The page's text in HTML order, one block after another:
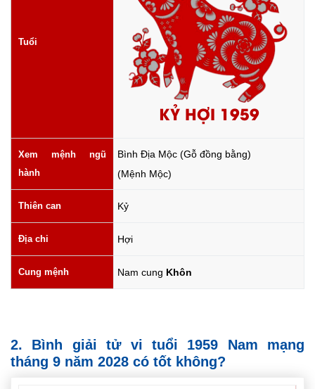
Tuổi
KỶ HỢI 1959
Xem mệnh ngũ
hành
Bình Địa Mộc (Gỗ đồng bằng)
(Mệnh Mộc)
Thiên can Kỷ
Địa chi Hợi
Cung mệnh Nam cung Khôn
2. Bình giải tử vi tuổi 1959 Nam mạng
tháng 9 năm 2028 có tốt không?